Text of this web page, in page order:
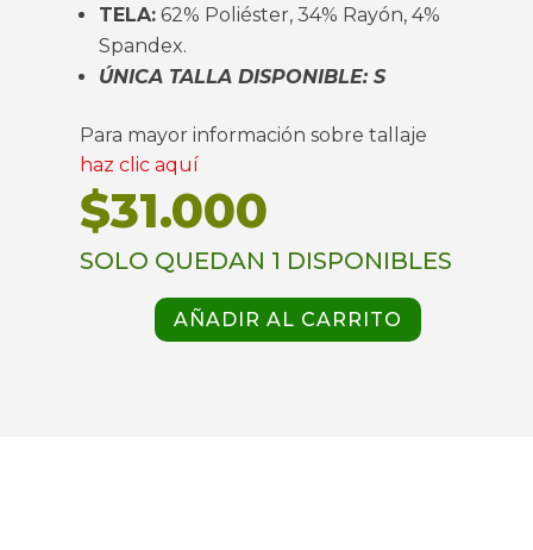
TELA: 62% Poliéster, 34% Rayón, 4%
Spandex.
ÚNICA TALLA DISPONIBLE: S
Para mayor información sobre tallaje
haz clic aquí
$31.000
SOLO QUEDAN 1 DISPONIBLES
PANTALON
MARVELLA
AÑADIR AL CARRITO